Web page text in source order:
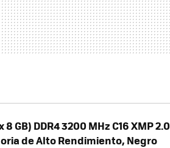
GB) DDR4 3200 MHz C16 XMP 2.0
de Alto Rendimiento, Negro